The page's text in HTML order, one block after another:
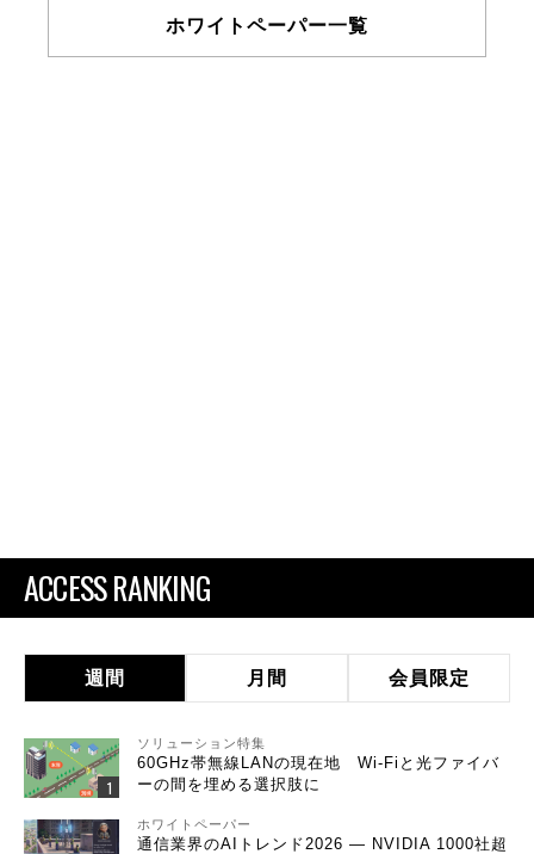
ホワイトペーパー一覧
ACCESS RANKING
週間 月間 会員限定
ソリューション特集
60GHz帯無線LANの現在地 Wi-Fiと光ファイバ
ーの間を埋める選択肢に
ホワイトペーパー
通信業界のAIトレンド2026 ― NVIDIA 1000社超